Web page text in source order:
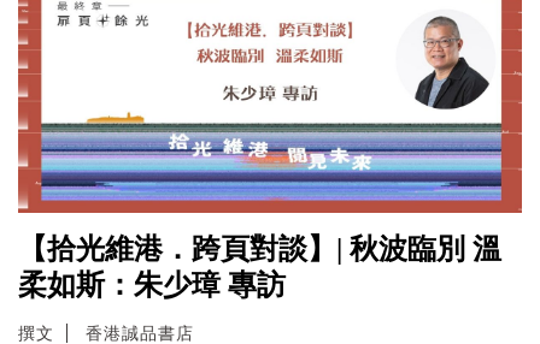
【拾光維港．跨頁對談】| 秋波臨別 溫
柔如斯：朱少璋 專訪
撰文 香港誠品書店